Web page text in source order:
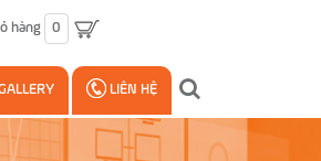
hàng 0
LIÊN HỆ